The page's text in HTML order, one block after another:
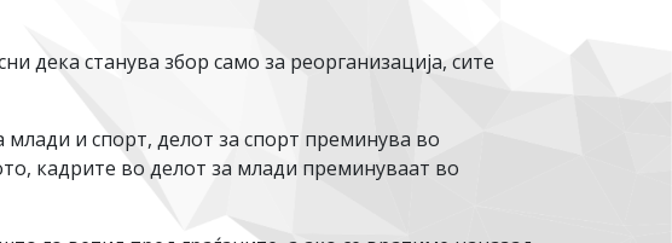
дека станува збор само за реорганизација, сите
млади и спорт, делот за спорт преминува во
кадрите во делот за млади преминуваат во